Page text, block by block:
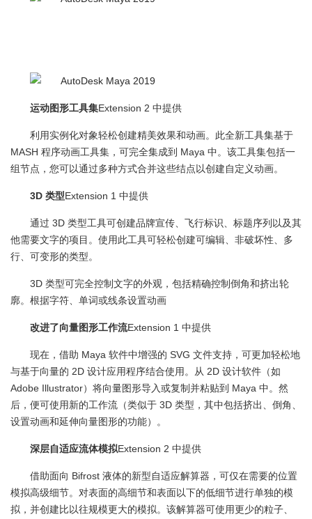
运动图形工具集Extension 2 中提供
利用实例化对象轻松创建精美效果和动画。此全新工具集基于
MASH 程序动画工具集，可完全集成到 Maya 中。该工具集包括一
组节点，您可以通过多种方式合并这些结点以创建自定义动画。
3D 类型Extension 1 中提供
通过 3D 类型工具可创建品牌宣传、飞行标识、标题序列以及其
他需要文字的项目。使用此工具可轻松创建可编辑、非破坏性、多
行、可变形的类型。
3D 类型可完全控制文字的外观，包括精确控制倒角和挤出轮
廓。根据字符、单词或线条设置动画
改进了向量图形工作流Extension 1 中提供
现在，借助 Maya 软件中增强的 SVG 文件支持，可更加轻松地
与基于向量的 2D 设计应用程序结合使用。从 2D 设计软件（如
Adobe Illustrator）将向量图形导入或复制并粘贴到 Maya 中。然
后，便可使用新的工作流（类似于 3D 类型，其中包括挤出、倒角、
设置动画和延伸向量图形的功能）。
深层自适应流体模拟Extension 2 中提供
借助面向 Bifrost 液体的新型自适应解算器，可仅在需要的位置
模拟高级细节。对表面的高细节和表面以下的低细节进行单独的模
拟，并创建比以往规模更大的模拟。该解算器可使用更少的粒子、